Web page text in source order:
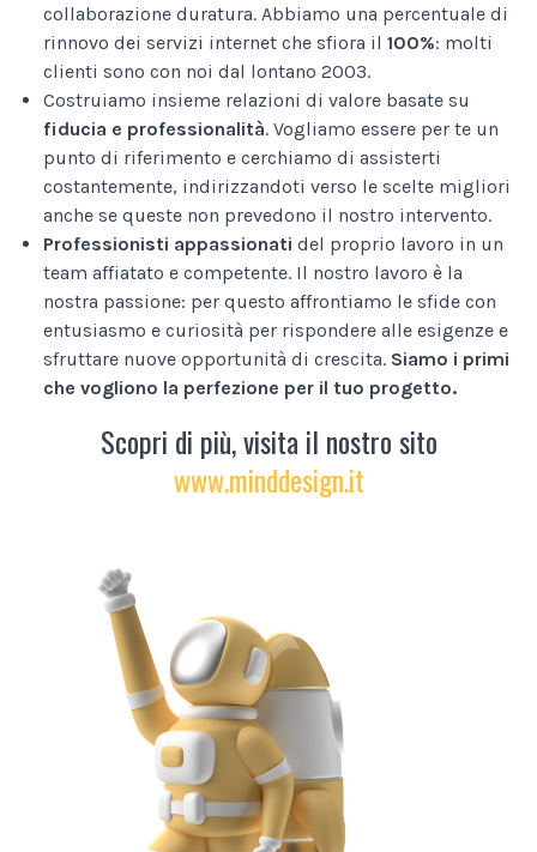
collaborazione duratura. Abbiamo una percentuale di
rinnovo dei servizi internet che sfiora il 100%: molti
clienti sono con noi dal lontano 2003.
Costruiamo insieme relazioni di valore basate su
fiducia e professionalità. Vogliamo essere per te un
punto di riferimento e cerchiamo di assisterti
costantemente, indirizzandoti verso le scelte migliori
anche se queste non prevedono il nostro intervento.
Professionisti appassionati del proprio lavoro in un
team affiatato e competente. Il nostro lavoro è la
nostra passione: per questo affrontiamo le sfide con
entusiasmo e curiosità per rispondere alle esigenze e
sfruttare nuove opportunità di crescita. Siamo i primi
che vogliono la perfezione per il tuo progetto.
Scopri di più, visita il nostro sito
www.minddesign.it